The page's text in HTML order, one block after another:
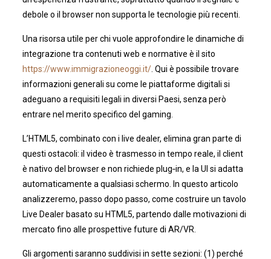
debole o il browser non supporta le tecnologie più recenti.
Una risorsa utile per chi vuole approfondire le dinamiche di
integrazione tra contenuti web e normative è il sito
https://www.immigrazioneoggi.it/. Qui è possibile trovare
informazioni generali su come le piattaforme digitali si
adeguano a requisiti legali in diversi Paesi, senza però
entrare nel merito specifico del gaming.
L’HTML5, combinato con i live dealer, elimina gran parte di
questi ostacoli: il video è trasmesso in tempo reale, il client
è nativo del browser e non richiede plug‑in, e la UI si adatta
automaticamente a qualsiasi schermo. In questo articolo
analizzeremo, passo dopo passo, come costruire un tavolo
Live Dealer basato su HTML5, partendo dalle motivazioni di
mercato fino alle prospettive future di AR/VR.
Gli argomenti saranno suddivisi in sette sezioni: (1) perché